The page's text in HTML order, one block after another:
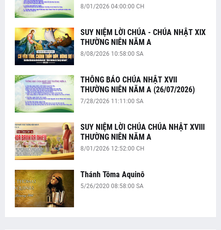
8/01/2026 04:00:00 CH
SUY NIỆM LỜI CHÚA - CHÚA NHẬT XIX
THƯỜNG NIÊN NĂM A
8/08/2026 10:58:00 SA
THÔNG BÁO CHÚA NHẬT XVII
THƯỜNG NIÊN NĂM A (26/07/2026)
7/28/2026 11:11:00 SA
SUY NIỆM LỜI CHÚA CHÚA NHẬT XVIII
THƯỜNG NIÊN NĂM A
8/01/2026 12:52:00 CH
Thánh Tôma Aquinô
5/26/2020 08:58:00 SA